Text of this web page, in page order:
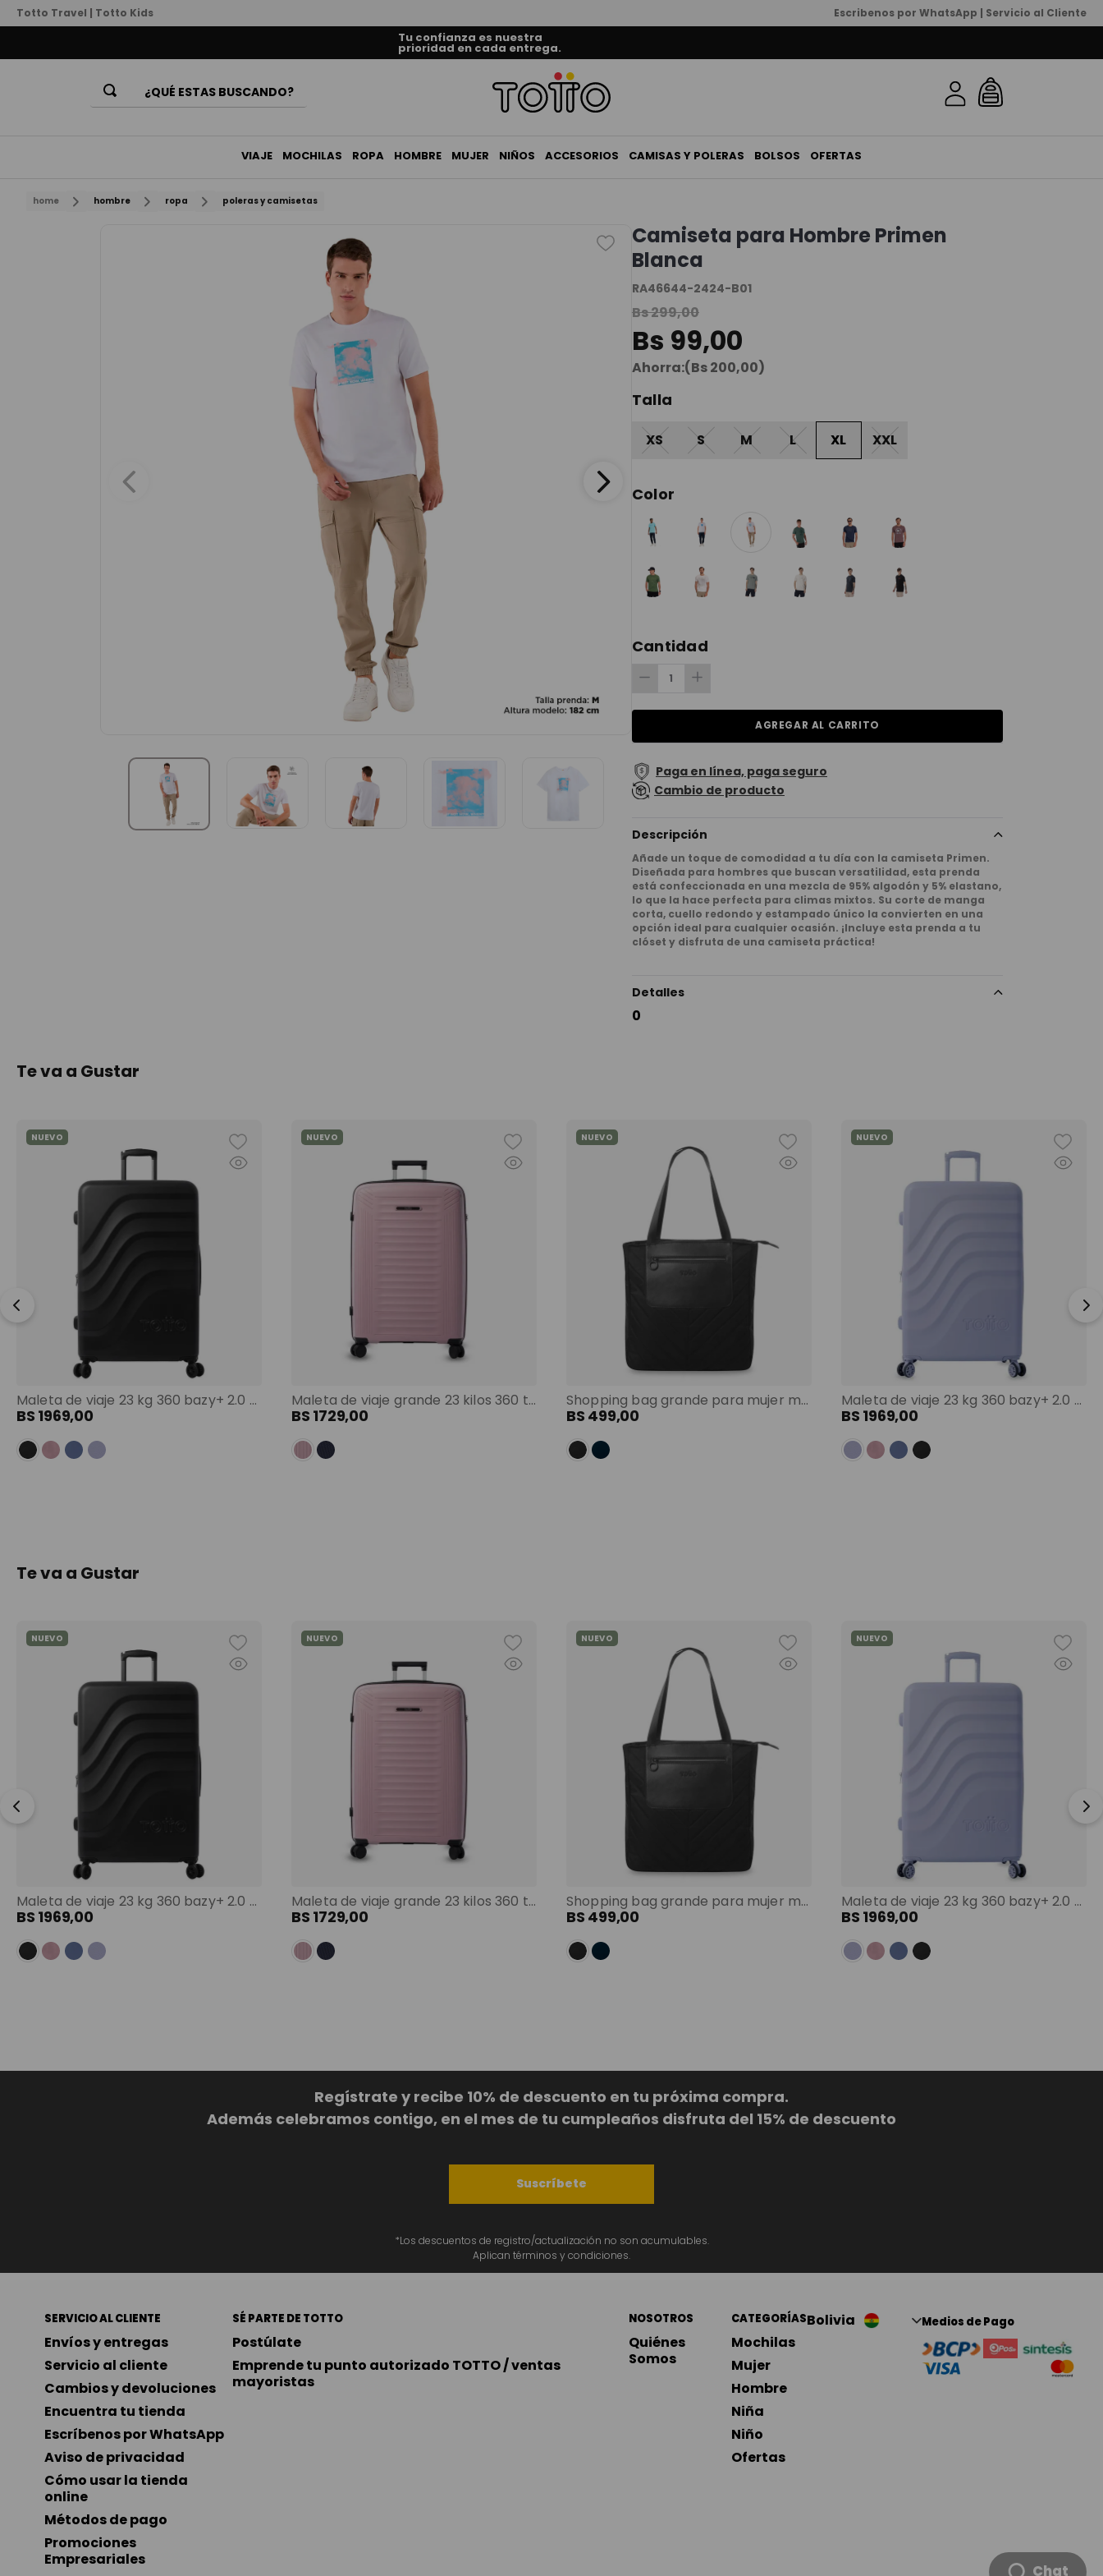
Totto Travel | Totto Kids Escribenos por WhatsApp | Servicio al Cliente
Tu confianza es nuestra
prioridad en cada entrega.
¿QUÉ ESTAS BUSCANDO?
VIAJE MOCHILAS ROPA HOMBRE MUJER NIÑOS ACCESORIOS CAMISAS Y POLERAS BOLSOS OFERTAS
home hombre ropa poleras y camisetas
Camiseta para Hombre Primen
Blanca
RA46644-2424-B01
Bs299,00
Bs 99,00
Ahorra:(Bs200,00)
Talla
XS S M L XL XXL
Color
Cantidad
AGREGAR AL CARRITO
Paga en línea, paga seguro
Cambio de producto
Descripción
Añade un toque de comodidad a tu día con la camiseta Primen.
Diseñada para hombres que buscan versatilidad, esta prenda
está confeccionada en una mezcla de 95% algodón y 5% elastano,
lo que la hace perfecta para climas mixtos. Su corte de manga
corta, cuello redondo y estampado único la convierten en una
opción ideal para cualquier ocasión. ¡Incluye esta prenda a tu
clóset y disfruta de una camiseta práctica!
Detalles
0
Te va a Gustar
Maleta de viaje 23 kg 360 bazy+ 2.0 bodega negro color: negro
NUEVO
BS 1969,00
Maleta de viaje grande 23 kilos 360 trulli morado color: morado
NUEVO
BS 1729,00
Shopping bag grande para mujer malawi porta pc 13" negro color: negro
NUEVO
BS 499,00
Maleta de viaje 23 kg 360 bazy+ 2.0 bodega morado color: morado
NUEVO
BS 1969,00
Te va a Gustar
Maleta de viaje 23 kg 360 bazy+ 2.0 bodega negro color: negro
NUEVO
BS 1969,00
Maleta de viaje grande 23 kilos 360 trulli morado color: morado
NUEVO
BS 1729,00
Shopping bag grande para mujer malawi porta pc 13" negro color: negro
NUEVO
BS 499,00
Maleta de viaje 23 kg 360 bazy+ 2.0 bodega morado color: morado
NUEVO
BS 1969,00
Regístrate y recibe 10% de descuento en tu próxima compra.
Además celebramos contigo, en el mes de tu cumpleaños disfruta del 15% de descuento
Suscríbete
*Los descuentos de registro/actualización no son acumulables.
Aplican términos y condiciones.
SERVICIO AL CLIENTE
Envíos y entregas
Servicio al cliente
Cambios y devoluciones
Encuentra tu tienda
Escríbenos por WhatsApp
Aviso de privacidad
Cómo usar la tienda
online
Métodos de pago
Promociones
Empresariales
SÉ PARTE DE TOTTO
Postúlate
Emprende tu punto autorizado TOTTO / ventas
mayoristas
NOSOTROS
Quiénes
Somos
CATEGORÍAS
Mochilas
Mujer
Hombre
Niña
Niño
Ofertas
Bolivia Medios de Pago
Chat
3.
lonchera